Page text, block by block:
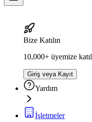
Bize Katılın
10,000+ üyemize
Giriş veya Kayıt
Yardım
İşletmeler